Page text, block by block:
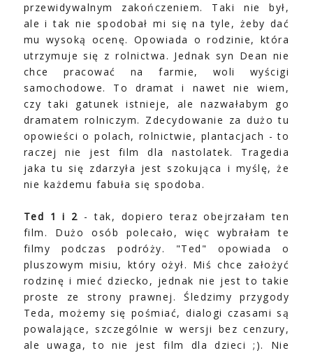
przewidywalnym zakończeniem. Taki nie był,
ale i tak nie spodobał mi się na tyle, żeby dać
mu wysoką ocenę. Opowiada o rodzinie, która
utrzymuje się z rolnictwa. Jednak syn Dean nie
chce pracować na farmie, woli wyścigi
samochodowe. To dramat i nawet nie wiem,
czy taki gatunek istnieje, ale nazwałabym go
dramatem rolniczym. Zdecydowanie za dużo tu
opowieści o polach, rolnictwie, plantacjach - to
raczej nie jest film dla nastolatek. Tragedia
jaka tu się zdarzyła jest szokująca i myślę, że
nie każdemu fabuła się spodoba.
Ted 1 i 2 - tak, dopiero teraz obejrzałam ten
film. Dużo osób polecało, więc wybrałam te
filmy podczas podróży. "Ted" opowiada o
pluszowym misiu, który ożył. Miś chce założyć
rodzinę i mieć dziecko, jednak nie jest to takie
proste ze strony prawnej. Śledzimy przygody
Teda, możemy się pośmiać, dialogi czasami są
powalające, szczególnie w wersji bez cenzury,
ale uwaga, to nie jest film dla dzieci ;). Nie